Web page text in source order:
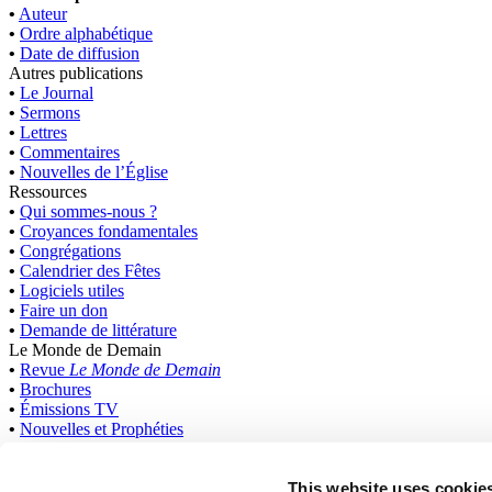
This website uses
• Auteur
• Ordre alphabétique
• Date de diffusion
Autres publications
• Le Journal
• Sermons
• Lettres
• Commentaires
• Nouvelles de l’Église
Ressources
• Qui sommes-nous ?
• Croyances fondamentales
• Congrégations
• Calendrier des Fêtes
• Logiciels utiles
• Faire un don
• Demande de littérature
Le Monde de Demain
• Revue Le Monde de Demain
• Brochures
• Émissions TV
• Nouvelles et Prophéties